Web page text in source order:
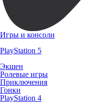
Игры и консоли
PlayStation 5
Экшен
Ролевые игры
Приключения
Гонки
PlayStation 4